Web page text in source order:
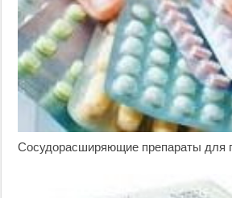
Сосудорасширяющие препараты для